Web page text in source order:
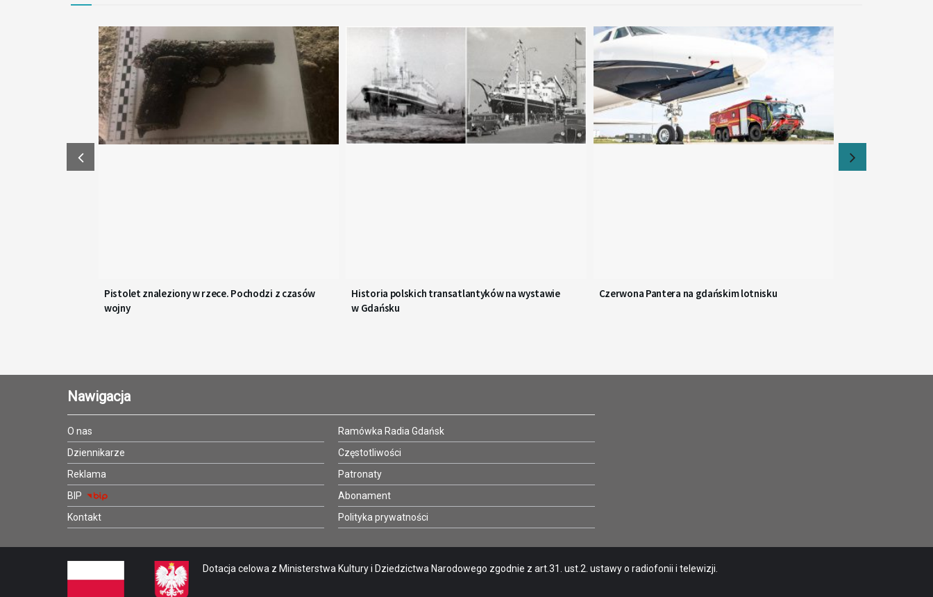
Pistolet znaleziony w rzece. Pochodzi z czasów
wojny
Historia polskich transatlantyków na wystawie
w Gdańsku
Czerwona Pantera na gdańskim lotnisku
Nawigacja
O nas
Dziennikarze
Reklama
BIP
Kontakt
Ramówka Radia Gdańsk
Częstotliwości
Patronaty
Abonament
Polityka prywatności
Dotacja celowa z Ministerstwa Kultury i Dziedzictwa Narodowego zgodnie z art.31. ust.2. ustawy o radiofonii i telewizji.